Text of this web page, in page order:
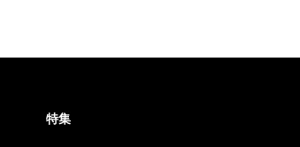
特集